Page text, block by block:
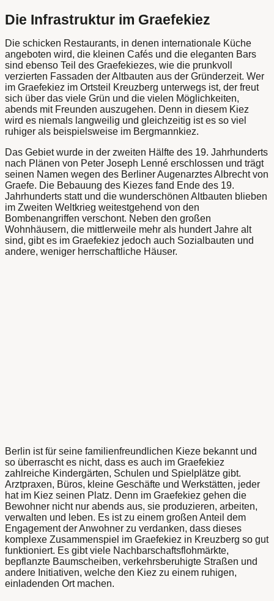
Die Infrastruktur im Graefekiez
Die schicken Restaurants, in denen internationale Küche
angeboten wird, die kleinen Cafés und die eleganten Bars
sind ebenso Teil des Graefekiezes, wie die prunkvoll
verzierten Fassaden der Altbauten aus der Gründerzeit. Wer
im Graefekiez im Ortsteil Kreuzberg unterwegs ist, der freut
sich über das viele Grün und die vielen Möglichkeiten,
abends mit Freunden auszugehen. Denn in diesem Kiez
wird es niemals langweilig und gleichzeitig ist es so viel
ruhiger als beispielsweise im Bergmannkiez.
Das Gebiet wurde in der zweiten Hälfte des 19. Jahrhunderts
nach Plänen von Peter Joseph Lenné erschlossen und trägt
seinen Namen wegen des Berliner Augenarztes Albrecht von
Graefe. Die Bebauung des Kiezes fand Ende des 19.
Jahrhunderts statt und die wunderschönen Altbauten blieben
im Zweiten Weltkrieg weitestgehend von den
Bombenangriffen verschont. Neben den großen
Wohnhäusern, die mittlerweile mehr als hundert Jahre alt
sind, gibt es im Graefekiez jedoch auch Sozialbauten und
andere, weniger herrschaftliche Häuser.
Berlin ist für seine familienfreundlichen Kieze bekannt und
so überrascht es nicht, dass es auch im Graefekiez
zahlreiche Kindergärten, Schulen und Spielplätze gibt.
Arztpraxen, Büros, kleine Geschäfte und Werkstätten, jeder
hat im Kiez seinen Platz. Denn im Graefekiez gehen die
Bewohner nicht nur abends aus, sie produzieren, arbeiten,
verwalten und leben. Es ist zu einem großen Anteil dem
Engagement der Anwohner zu verdanken, dass dieses
komplexe Zusammenspiel im Graefekiez in Kreuzberg so gut
funktioniert. Es gibt viele Nachbarschaftsflohmärkte,
bepflanzte Baumscheiben, verkehrsberuhigte Straßen und
andere Initiativen, welche den Kiez zu einem ruhigen,
einladenden Ort machen.